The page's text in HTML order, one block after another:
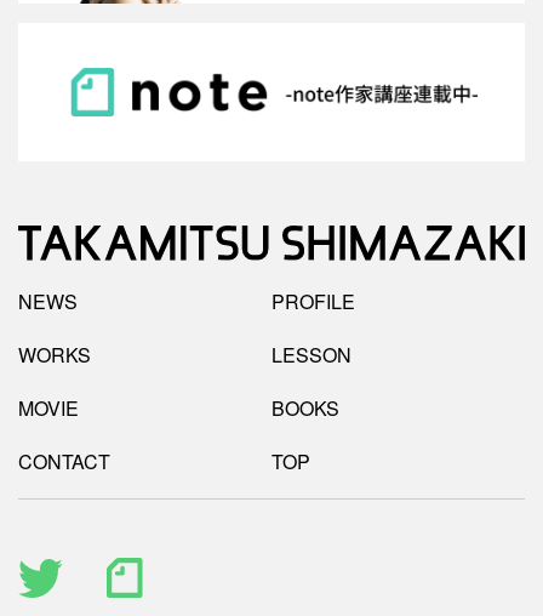
NEWS
PROFILE
WORKS
LESSON
MOVIE
BOOKS
CONTACT
TOP